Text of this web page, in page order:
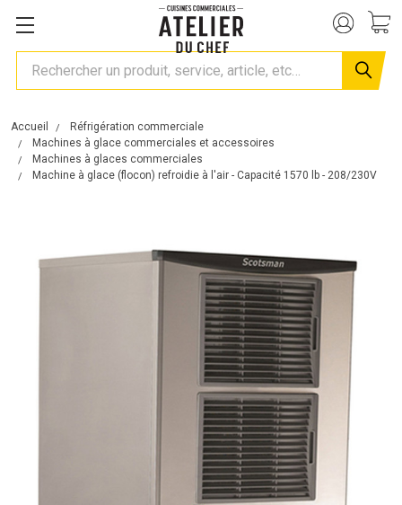
Rechercher
Accueil
Réfrigération commerciale
Machines à glace commerciales et accessoires
Machines à glaces commerciales
Machine à glace (flocon) refroidie à l'air - Capacité 1570 lb - 208/230V